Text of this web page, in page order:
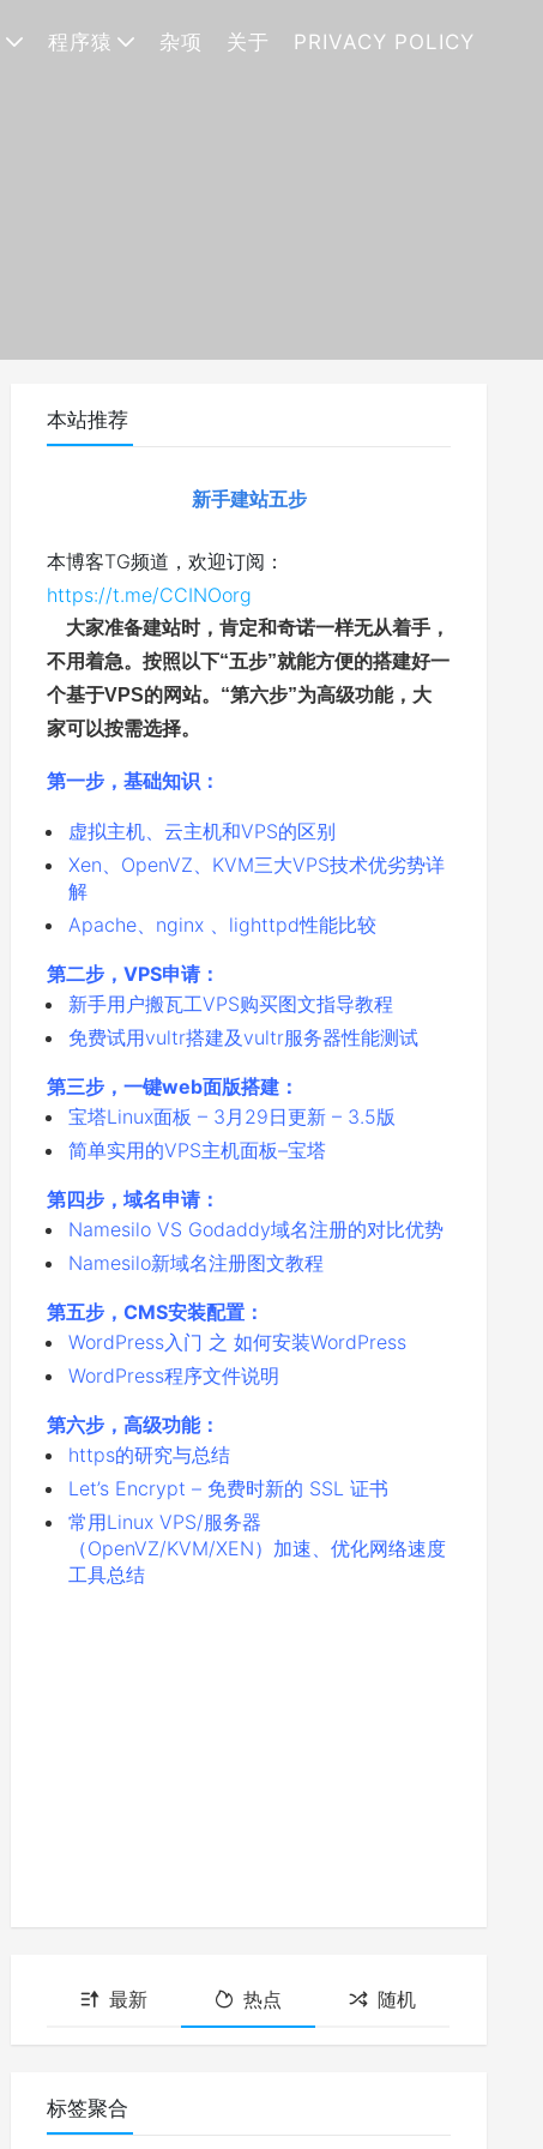
程序猿 杂项 关于 PRIVACY POLICY
本站推荐
新手建站五步
本博客TG频道，欢迎订阅：
https://t.me/CCINOorg
大家准备建站时，肯定和奇诺一样无从着手，
不用着急。按照以下“五步”就能方便的搭建好一
个基于VPS的网站。“第六步”为高级功能，大
家可以按需选择。
第一步，基础知识：
虚拟主机、云主机和VPS的区别
Xen、OpenVZ、KVM三大VPS技术优劣势详
解
Apache、nginx 、lighttpd性能比较
第二步，VPS申请：
新手用户搬瓦工VPS购买图文指导教程
免费试用vultr搭建及vultr服务器性能测试
第三步，一键web面版搭建：
宝塔Linux面板 – 3月29日更新 – 3.5版
简单实用的VPS主机面板–宝塔
第四步，域名申请：
Namesilo VS Godaddy域名注册的对比优势
Namesilo新域名注册图文教程
第五步，CMS安装配置：
WordPress入门 之 如何安装WordPress
WordPress程序文件说明
第六步，高级功能：
https的研究与总结
Let’s Encrypt – 免费时新的 SSL 证书
常用Linux VPS/服务器
（OpenVZ/KVM/XEN）加速、优化网络速度
工具总结
最新 热点 随机
标签聚合